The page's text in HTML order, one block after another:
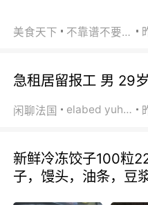
美食天下 不靠谱不要联系
急租居留报工 男 29
闲聊法国 elabed yuhua
新鲜冷冻饺子100粒
子，馒头，油条，豆